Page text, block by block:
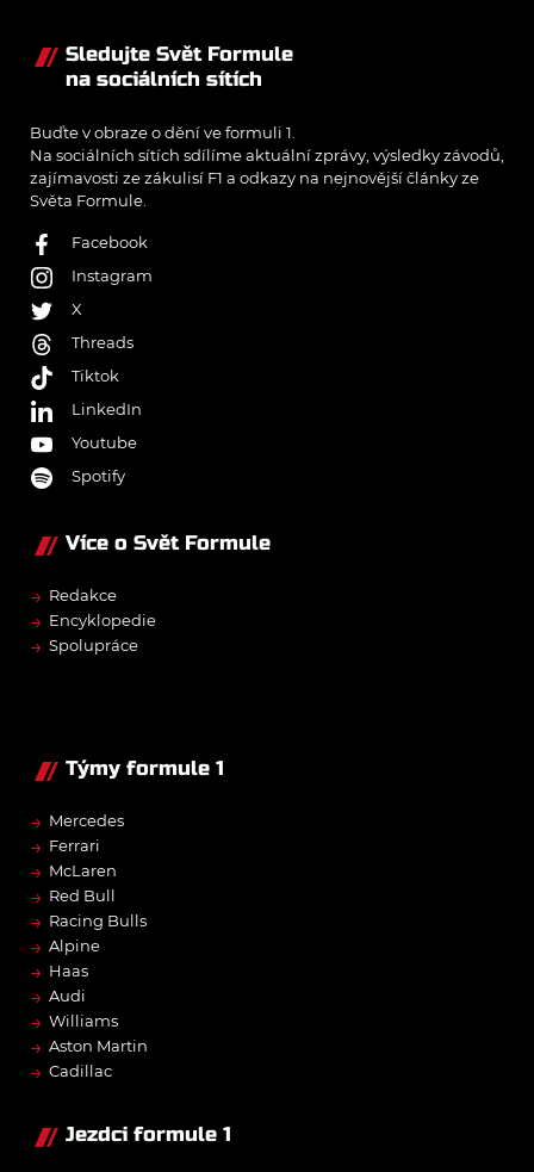
Sledujte Svět Formule
na sociálních sítích
Buďte v obraze o dění ve formuli 1.
Na sociálních sítích sdílíme aktuální zprávy, výsledky závodů,
zajímavosti ze zákulisí F1 a odkazy na nejnovější články ze
Světa Formule.
Facebook
Instagram
X
Threads
Tiktok
LinkedIn
Youtube
Spotify
Více o Svět Formule
→ Redakce
→ Encyklopedie
→ Spolupráce
Týmy formule 1
→ Mercedes
→ Ferrari
→ McLaren
→ Red Bull
→ Racing Bulls
→ Alpine
→ Haas
→ Audi
→ Williams
→ Aston Martin
→ Cadillac
Jezdci formule 1